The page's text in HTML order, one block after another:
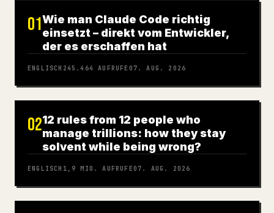
01Wie man Claude Code richtig
einsetzt – direkt vom Entwickler,
der es erschaffen hat
ENGLISCH 245.464 AUFRUFE 07. AUG. 2026
0212 rules from 12 people who
manage trillions: how they stay
solvent while being wrong?
ENGLISCH 1,9 MIO. AUFRUFE07. AUG. 2026